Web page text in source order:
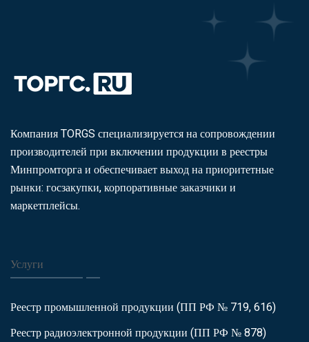
Компания TORGS специализируется на сопровождении
производителей при включении продукции в реестры
Минпромторга и обеспечивает выход на приоритетные
рынки: госзакупки, корпоративные заказчики и
маркетплейсы.
Услуги
Реестр промышленной продукции (ПП РФ № 719, 616)
Реестр радиоэлектронной продукции (ПП РФ № 878)